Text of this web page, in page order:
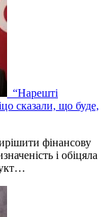
“Нарешті
сказали, що буде,
фінансову
і обіцяла